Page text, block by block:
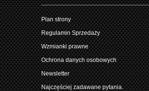
Plan strony
Regulamin Sprzedaży
Wzmianki prawne
Ochrona danych osobowych
Newsletter
Najczęściej zadawane pytania.